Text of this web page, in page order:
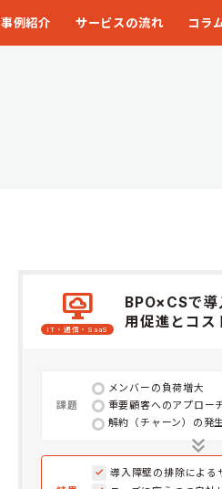
事例紹介 サービスの流れ コラ
desktop_cloud
IT・通信・SaaS
BPO×CSで導
用促進とコス
課題
メンバーの負荷増大
重要顧客へのアプロー
解約（チャーン）の発
導入障壁の排除による